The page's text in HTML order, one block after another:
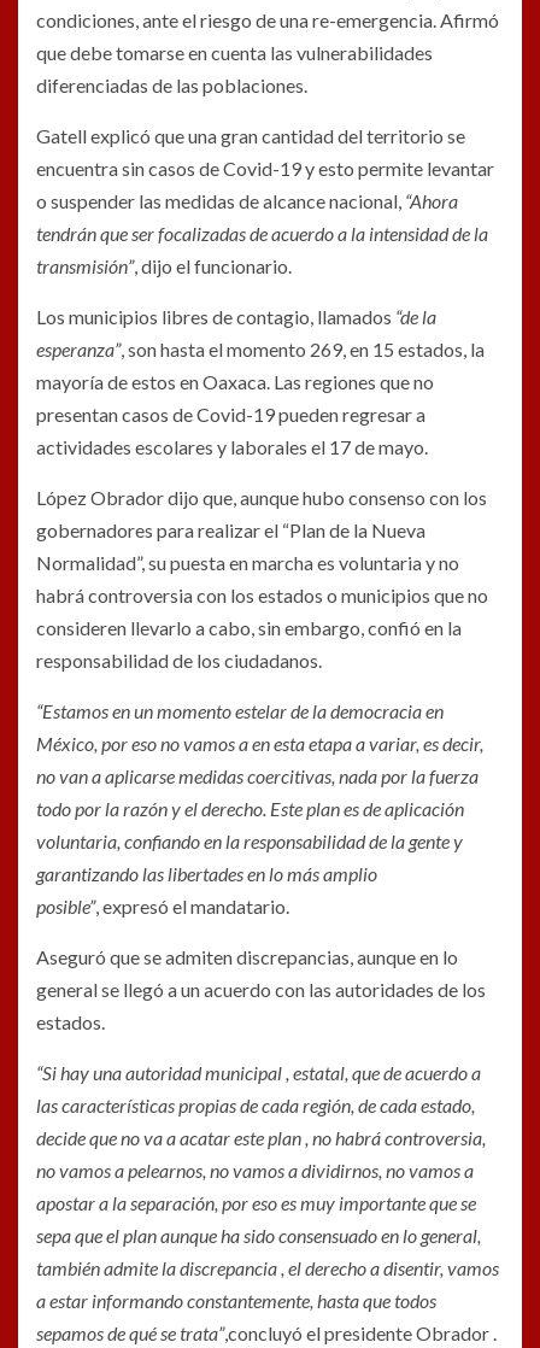
condiciones, ante el riesgo de una re-emergencia. Afirmó
que debe tomarse en cuenta las vulnerabilidades
diferenciadas de las poblaciones.
Gatell explicó que una gran cantidad del territorio se
encuentra sin casos de Covid-19 y esto permite levantar
o suspender las medidas de alcance nacional, “Ahora
tendrán que ser focalizadas de acuerdo a la intensidad de la
transmisión”, dijo el funcionario.
Los municipios libres de contagio, llamados “de la
esperanza”, son hasta el momento 269, en 15 estados, la
mayoría de estos en Oaxaca. Las regiones que no
presentan casos de Covid-19 pueden regresar a
actividades escolares y laborales el 17 de mayo.
López Obrador dijo que, aunque hubo consenso con los
gobernadores para realizar el “Plan de la Nueva
Normalidad”, su puesta en marcha es voluntaria y no
habrá controversia con los estados o municipios que no
consideren llevarlo a cabo, sin embargo, confió en la
responsabilidad de los ciudadanos.
“Estamos en un momento estelar de la democracia en
México, por eso no vamos a en esta etapa a variar, es decir,
no van a aplicarse medidas coercitivas, nada por la fuerza
todo por la razón y el derecho. Este plan es de aplicación
voluntaria, confiando en la responsabilidad de la gente y
garantizando las libertades en lo más amplio
posible”, expresó el mandatario.
Aseguró que se admiten discrepancias, aunque en lo
general se llegó a un acuerdo con las autoridades de los
estados.
“Si hay una autoridad municipal , estatal, que de acuerdo a
las características propias de cada región, de cada estado,
decide que no va a acatar este plan , no habrá controversia,
no vamos a pelearnos, no vamos a dividirnos, no vamos a
apostar a la separación, por eso es muy importante que se
sepa que el plan aunque ha sido consensuado en lo general,
también admite la discrepancia , el derecho a disentir, vamos
a estar informando constantemente, hasta que todos
sepamos de qué se trata”,concluyó el presidente Obrador .